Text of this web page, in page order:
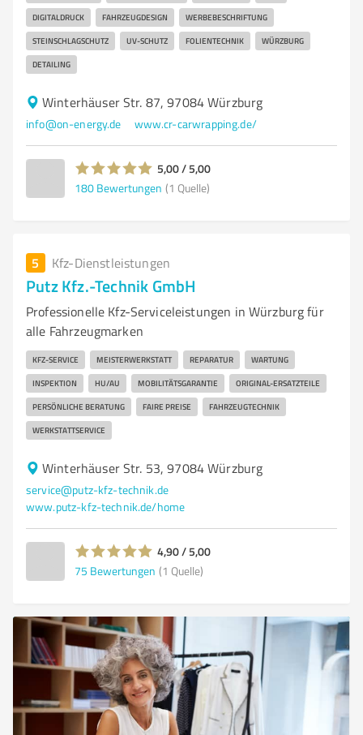
DIGITALDRUCK FAHRZEUGDESIGN WERBEBESCHRIFTUNG
STEINSCHLAGSCHUTZ UV-SCHUTZ FOLIENTECHNIK WÜRZBURG
DETAILING
Winterhäuser Str. 87, 97084 Würzburg
info@on-energy.de www.cr-carwrapping.de/
5,00 / 5,00
180 Bewertungen (1 Quelle)
5 Kfz-Dienstleistungen
Putz Kfz.-Technik GmbH
Professionelle Kfz-Serviceleistungen in Würzburg für
alle Fahrzeugmarken
KFZ-SERVICE MEISTERWERKSTATT REPARATUR WARTUNG
INSPEKTION HU/AU MOBILITÄTSGARANTIE ORIGINAL-ERSATZTEILE
PERSÖNLICHE BERATUNG FAIRE PREISE FAHRZEUGTECHNIK
WERKSTATTSERVICE
Winterhäuser Str. 53, 97084 Würzburg
service@putz-kfz-technik.de
www.putz-kfz-technik.de/home
4,90 / 5,00
75 Bewertungen (1 Quelle)